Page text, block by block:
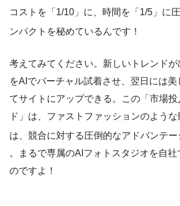
コストを「1/10」に、時間を「1/5」に
ンパクトを秘めているんです！
考えてみてください。新しいトレンド
をAIでバーチャル試着させ、翌日には美
てサイトにアップできる。この「市場
ド」は、ファストファッションのよう
は、競合に対する圧倒的なアドバンテ
。まるで専属のAIフォトスタジオを自社
のですよ！